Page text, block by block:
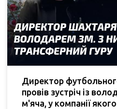
Директор
провів зустріч із
м'яча, у компанії